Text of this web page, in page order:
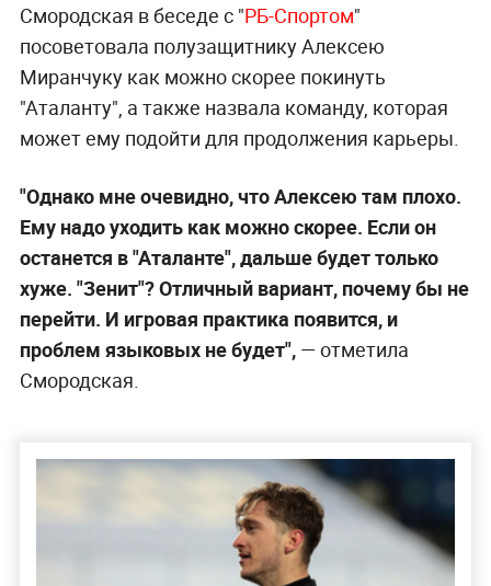
Смородская в беседе с "РБ-Спортом"
посоветовала полузащитнику Алексею
Миранчуку как можно скорее покинуть
"Аталанту", а также назвала команду, которая
может ему подойти для продолжения карьеры.
"Однако мне очевидно, что Алексею там плохо.
Ему надо уходить как можно скорее. Если он
останется в "Аталанте", дальше будет только
хуже. "Зенит"? Отличный вариант, почему бы не
перейти. И игровая практика появится, и
проблем языковых не будет", — отметила
Смородская.